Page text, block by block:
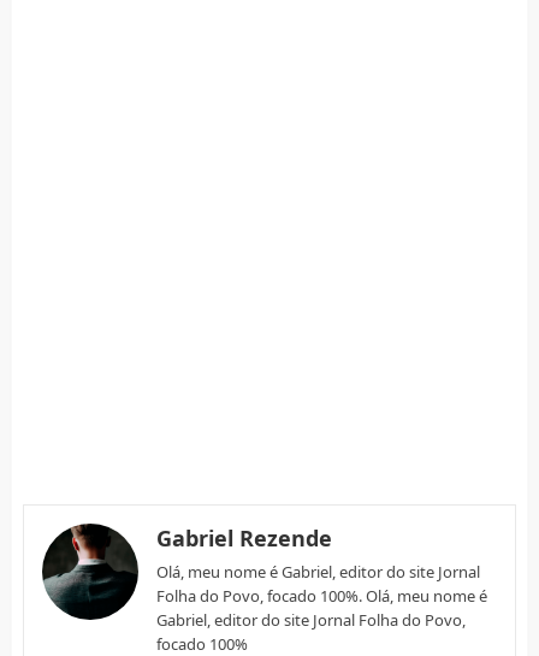
Gabriel Rezende
Olá, meu nome é Gabriel, editor do site Jornal
Folha do Povo, focado 100%. Olá, meu nome é
Gabriel, editor do site Jornal Folha do Povo,
focado 100%